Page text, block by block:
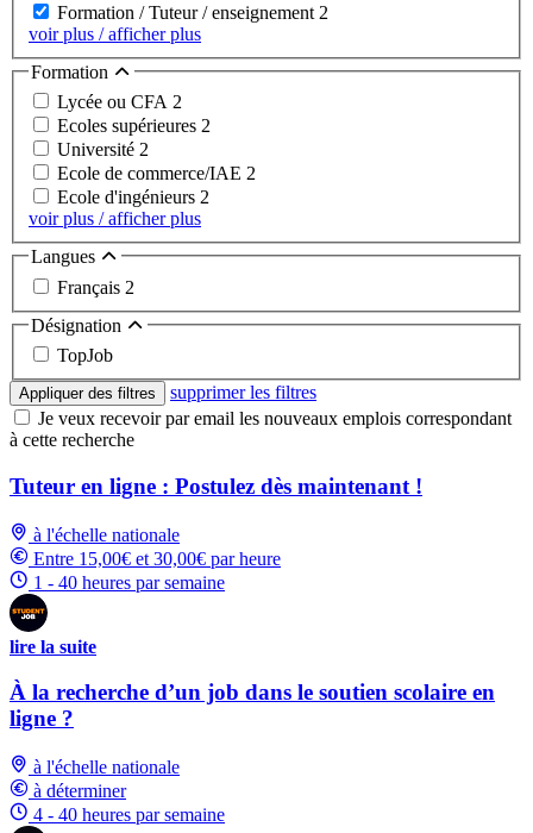
Formation / Tuteur / enseignement 2
voir plus / afficher plus
Formation
Lycée ou CFA 2
Ecoles supérieures 2
Université 2
Ecole de commerce/IAE 2
Ecole d'ingénieurs 2
voir plus / afficher plus
Langues
Français 2
Désignation
TopJob
Appliquer des filtres
supprimer les filtres
Je veux recevoir par email les nouveaux emplois correspondant
à cette recherche
Tuteur en ligne : Postulez dès maintenant !
à l'échelle nationale
Entre 15,00€ et 30,00€ par heure
1 - 40 heures par semaine
lire la suite
À la recherche d’un job dans le soutien scolaire en
ligne ?
à l'échelle nationale
à déterminer
4 - 40 heures par semaine